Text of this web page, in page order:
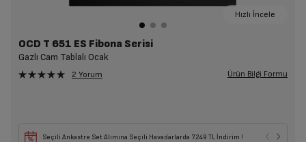
Hızlı İncele
OCD T 651 ES Fibona Serisi
Gazlı Cam Tablalı Ocak
2 Yorum Ürün Bilgi Formu
Seçili Ankastre Set Alımına Seçili Havadarlarda 7.249 TL İndirim !